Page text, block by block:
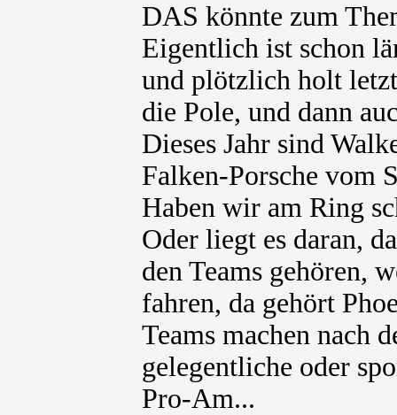
DAS könnte zum
Eigentlich ist schon
und plötzlich holt
die Pole, und dann
Dieses Jahr sind
Falken-Porsche vom
Haben wir am Ring
Oder liegt es daran,
den Teams gehören,
fahren, da gehört
Teams machen nach
gelegentliche oder
Pro-Am...